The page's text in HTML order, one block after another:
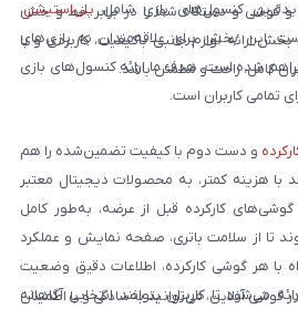
و گوشی و دستگاه شما را در برابر خط و خش
ارائه لوازم جانبی باکیفیت، کاربردی و با
کامل، راحت و مطمئن باشد.
کنسول‌های بازی شامل پلی‌استیشن،
این بخش برای علاقه‌مندان به بازی‌های
شده است. هدف ما ارائه کنسول‌های بازی
تمامی کاربران است.
و دست دوم با کیفیت تضمین‌شده را هم
با هزینه کمتر، به محصولات دیجیتال معتبر
کارکرده قبل از عرضه، به‌طور کامل
از سلامت باتری، صفحه نمایش و عملکرد
با هر گوشی کارکرده، اطلاعات دقیق وضعیت
می‌شود تا کاربران بتوانند انتخابی آگاهانه
گوشی آنلاین، می‌توانید به‌سادگی و با اطمینان